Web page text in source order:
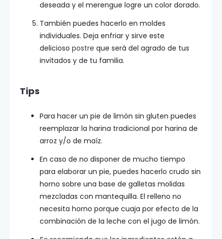
deseada y el merengue logre un color dorado.
También puedes hacerlo en moldes
individuales. Deja enfriar y sirve este
delicioso postre que será del agrado de tus
invitados y de tu familia.
Tips
Para hacer un pie de limón sin gluten puedes
reemplazar la harina tradicional por harina de
arroz y/o de maíz.
En caso de no disponer de mucho tiempo
para elaborar un pie, puedes hacerlo crudo sin
horno sobre una base de galletas molidas
mezcladas con mantequilla. El relleno no
necesita horno porque cuaja por efecto de la
combinación de la leche con el jugo de limón.